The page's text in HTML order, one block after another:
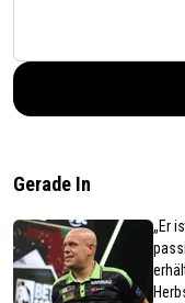
Gerade In
„Er